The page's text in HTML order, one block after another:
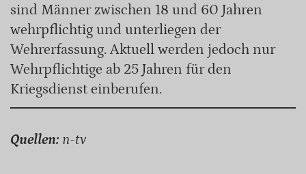
sind Männer zwischen 18 und 60 Jahren
wehrpflichtig und unterliegen der
Wehrerfassung. Aktuell werden jedoch nur
Wehrpflichtige ab 25 Jahren für den
Kriegsdienst einberufen.
Quellen: n-tv